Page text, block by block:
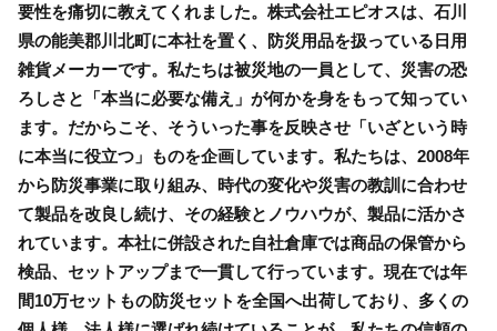
要性を痛切に教えてくれました。株式会社エピオスは、石川
県の能美郡川北町に本社を置く、防災用品を扱っている日用
雑貨メーカーです。私たちは被災地の一員として、災害の恐
ろしさと「本当に必要な備え」が何かを身をもって知ってい
ます。だからこそ、そういった事を反映させ「いざという時
に本当に役立つ」ものを企画しています。私たちは、2008年
から防災事業に取り組み、時代の変化や災害の教訓に合わせ
て製品を改良し続け、その経験とノウハウが、製品に活かさ
れています。本社に併設された自社倉庫では商品の保管から
検品、セットアップまで一貫して行っています。現在では年
間10万セットもの防災セットを全国へ出荷しており、多くの